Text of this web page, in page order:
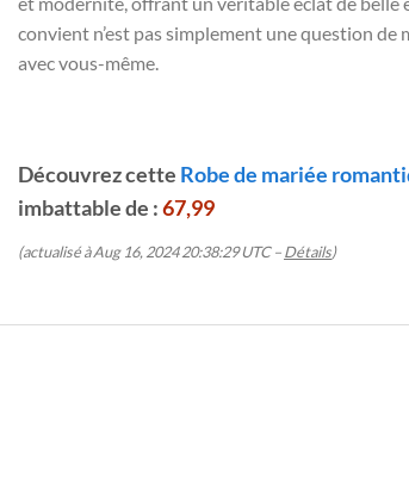
convient n’est pas simplement une question de
avec vous-même.
Découvrez cette Robe de mariée
imbattable de :67,99
(actualisé à Aug 16, 2024 20:38:29 UTC –Détails)